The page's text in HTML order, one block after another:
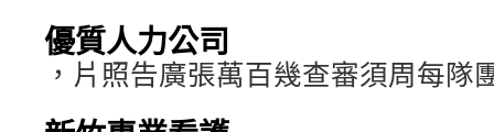
優質人力公司
，片照告廣張萬百幾查審須周每隊